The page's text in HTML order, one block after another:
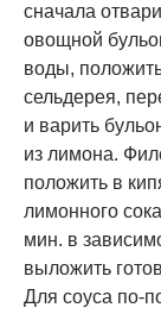
сначала
овощной
воды,
сельдерея,
и варить
из лимона.
положить в
лимонного
мин. в
выложить
Для соуса по-